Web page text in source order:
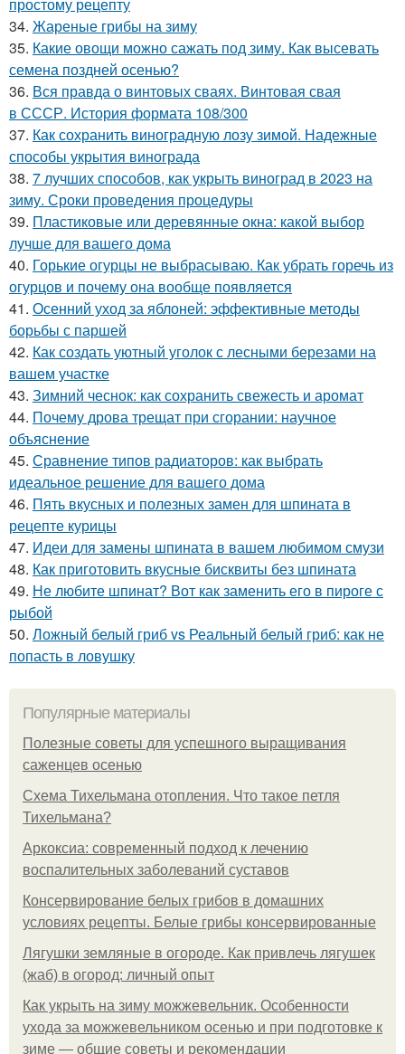
34. Жареные грибы на зиму
35. Какие овощи можно сажать под зиму. Как высевать
семена поздней осенью?
36. Вся правда о винтовых сваях. Винтовая свая
в СССР. История формата 108/300
37. Как сохранить виноградную лозу зимой. Надежные
способы укрытия винограда
38. 7 лучших способов, как укрыть виноград в 2023 на
зиму. Сроки проведения процедуры
39. Пластиковые или деревянные окна: какой выбор
лучше для вашего дома
40. Горькие огурцы не выбрасываю. Как убрать горечь из
огурцов и почему она вообще появляется
41. Осенний уход за яблоней: эффективные методы
борьбы с паршей
42. Как создать уютный уголок с лесными березами на
вашем участке
43. Зимний чеснок: как сохранить свежесть и аромат
44. Почему дрова трещат при сгорании: научное
объяснение
45. Сравнение типов радиаторов: как выбрать
идеальное решение для вашего дома
46. Пять вкусных и полезных замен для шпината в
рецепте курицы
47. Идеи для замены шпината в вашем любимом смузи
48. Как приготовить вкусные бисквиты без шпината
49. Не любите шпинат? Вот как заменить его в пироге с
рыбой
50. Ложный белый гриб vs Реальный белый гриб: как не
попасть в ловушку
Популярные материалы
Полезные советы для успешного выращивания
саженцев осенью
Схема Тихельмана отопления. Что такое петля
Тихельмана?
Аркоксиа: современный подход к лечению
воспалительных заболеваний суставов
Консервирование белых грибов в домашних
условиях рецепты. Белые грибы консервированные
Лягушки земляные в огороде. Как привлечь лягушек
(жаб) в огород: личный опыт
Как укрыть на зиму можжевельник. Особенности
ухода за можжевельником осенью и при подготовке к
зиме — общие советы и рекомендации